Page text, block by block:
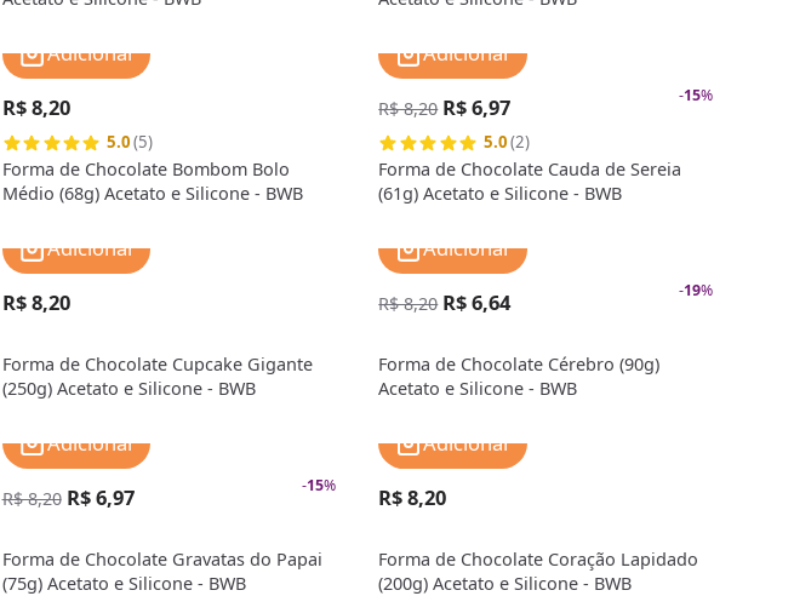
R$ 8,20
5.0(5)
Forma de Chocolate Bombom Bolo
Médio (68g) Acetato e Silicone - BWB
Adicionar
-15%
R$ 8,20 R$ 6,97
5.0(2)
Forma de Chocolate Cauda de Sereia
(61g) Acetato e Silicone - BWB
Adicionar
R$ 8,20
Forma de Chocolate Cupcake Gigante
(250g) Acetato e Silicone - BWB
Adicionar
-19%
R$ 8,20 R$ 6,64
Forma de Chocolate Cérebro (90g)
Acetato e Silicone - BWB
Adicionar
-15%
R$ 8,20 R$ 6,97
Forma de Chocolate Gravatas do Papai
(75g) Acetato e Silicone - BWB
Adicionar
R$ 8,20
Forma de Chocolate Coração Lapidado
(200g) Acetato e Silicone - BWB
Adicionar